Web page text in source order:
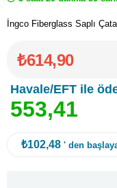
İngco Fiberglass Saplı
₺614,90
Havale/EFT ile
553,41
₺102,48 ' den